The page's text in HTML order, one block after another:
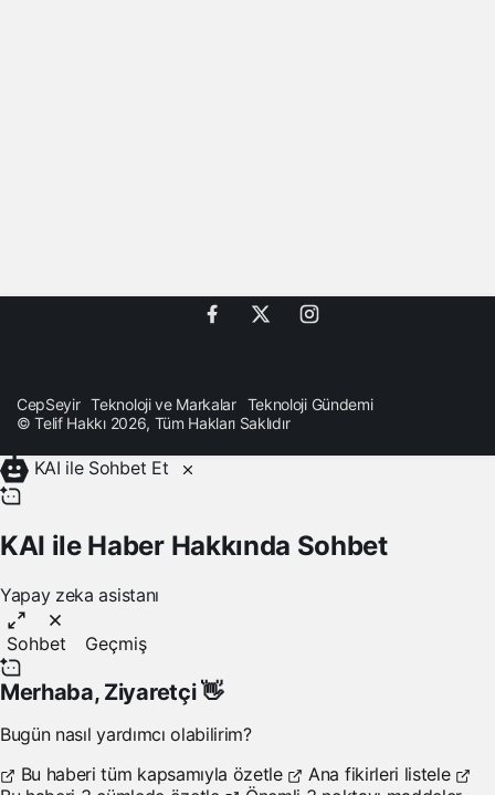
CepSeyir Teknoloji ve Markalar
Teknoloji Gündemi
© Telif Hakkı 2026, Tüm Hakları Saklıdır
KAI ile Sohbet Et
KAI ile Haber Hakkında Sohbet
Yapay zeka asistanı
Sohbet Geçmiş
Merhaba, Ziyaretçi👋
Bugün nasıl yardımcı olabilirim?
Bu haberi tüm kapsamıyla özetle
Ana fikirleri listele